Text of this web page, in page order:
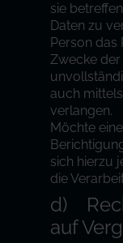
sie
Daten zu
Person das
Zwecke
auch
verlangen.
Möchte
sich hierzu
die
d)
auf